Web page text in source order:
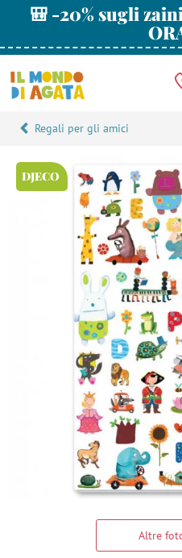
🎒 -20% sugli
Regali per gli amici
DJECO
Altre